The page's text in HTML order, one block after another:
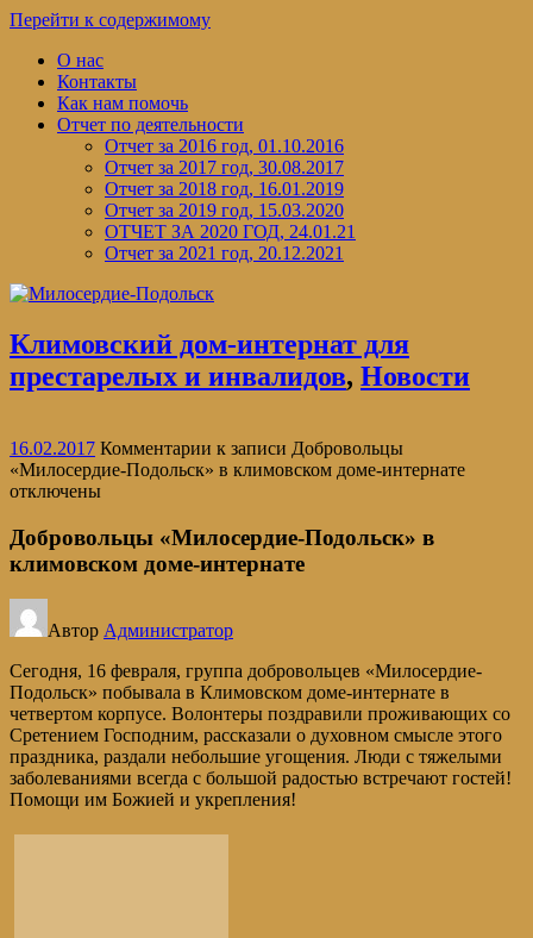
Перейти к содержимому
О нас
Контакты
Как нам помочь
Отчет по деятельности
Отчет за 2016 год, 01.10.2016
Отчет за 2017 год, 30.08.2017
Отчет за 2018 год, 16.01.2019
Отчет за 2019 год, 15.03.2020
ОТЧЕТ ЗА 2020 ГОД, 24.01.21
Отчет за 2021 год, 20.12.2021
Климовский дом-интернат для
престарелых и инвалидов, Новости
16.02.2017 Комментарии к записи Добровольцы
«Милосердие-Подольск» в климовском доме-интернате
отключены
Добровольцы «Милосердие-Подольск» в
климовском доме-интернате
Автор Администратор
Сегодня, 16 февраля, группа добровольцев «Милосердие-
Подольск» побывала в Климовском доме-интернате в
четвертом корпусе. Волонтеры поздравили проживающих со
Сретением Господним, рассказали о духовном смысле этого
праздника, раздали небольшие угощения. Люди с тяжелыми
заболеваниями всегда с большой радостью встречают гостей!
Помощи им Божией и укрепления!